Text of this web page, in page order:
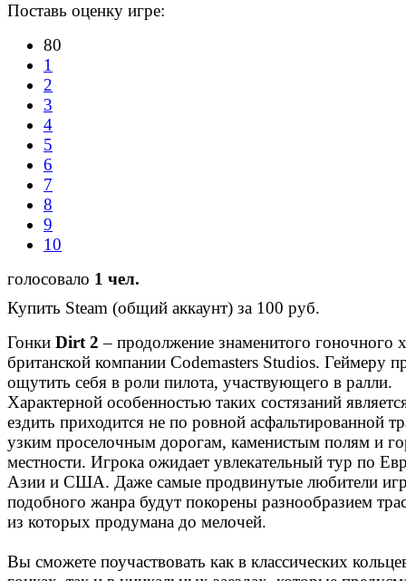
Поставь оценку игре:
80
1
2
3
4
5
6
7
8
9
10
голосовало 1 чел.
Купить Steam (общий аккаунт) за 100 руб.
Гонки Dirt 2 – продолжение знаменитого гоночного
британской компании Codemasters Studios. Геймеру
ощутить себя в роли пилота, участвующего в ралли.
Характерной особенностью таких состязаний
ездить приходится не по ровной асфальтированной
узким проселочным дорогам, каменистым полям и
местности. Игрока ожидает увлекательный тур по
Азии и США. Даже самые продвинутые любители
подобного жанра будут покорены разнообразием
из которых продумана до мелочей.
Вы сможете поучаствовать как в классических